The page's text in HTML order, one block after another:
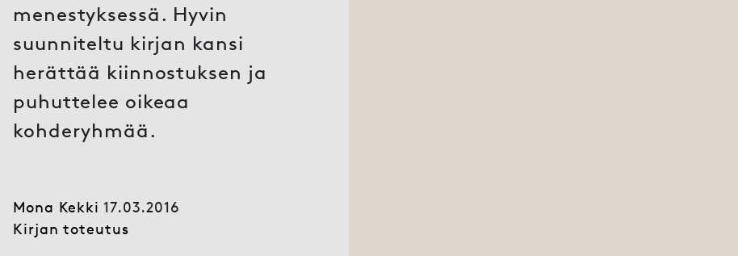
menestyksessä. Hyvin
suunniteltu kirjan kansi
herättää kiinnostuksen ja
puhuttelee oikeaa
kohderyhmää.
Mona Kekki 17.03.2016
Kirjan toteutus